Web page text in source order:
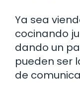
Ya sea
cocinando
dando un
pueden ser
de